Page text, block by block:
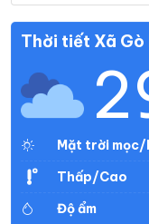
Thời tiết Xã Gò
Mặt trời mọc/
Thấp/Cao
Độ ẩm